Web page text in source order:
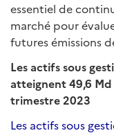
essentiel de
marché pour
futures émissions
Les actifs sous
atteignent 49,6 Md
trimestre 2023
Les actifs sous